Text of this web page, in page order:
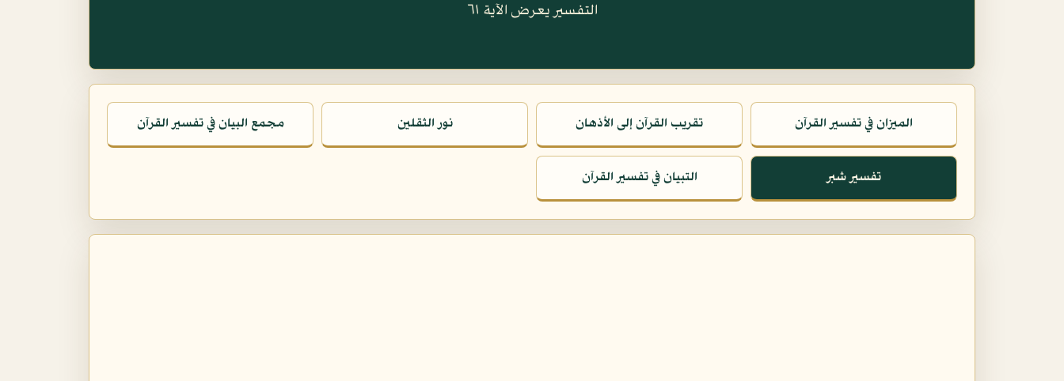
التفسير يعرض الآية ٦١
الميزان في تفسير القرآن تقريب القرآن إلى الأذهان نور الثقلين مجمع البيان في تفسير القرآن
تفسير شبر التبيان في تفسير القرآن